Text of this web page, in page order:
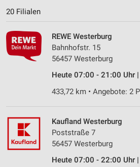
20 Filialen
REWE Westerburg
Bahnhofstr. 15
56457 Westerburg
Heute 07:00 - 21:00 Uhr |
433,72 km • Angebote: 2
Kaufland Westerburg
Poststraße 7
56457 Westerburg
Heute 07:00 - 22:00 Uhr |